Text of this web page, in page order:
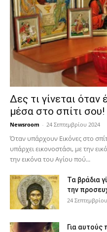
Δες τι γίνεται όταν
μέσα στο σπίτι σου!
Newsroom - 24 Σεπτεμβρίου 2024
Όταν υπάρχουν Εικόνες στο
υπάρχει εικονοστάσι, με την
την εικόνα του Αγίου πού...
Τα βράδια
την
24
Για